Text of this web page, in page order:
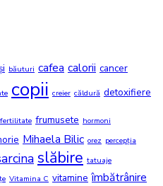
băuturi cafea calorii cancer
copii creier căldură detoxifiere
fertilitate frumusete hormoni
Mihaela Bilic orez percepția
slăbire tatuaje
Vitamina C vitamine îmbătrânire